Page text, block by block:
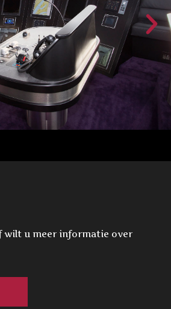
wilt u meer informatie over